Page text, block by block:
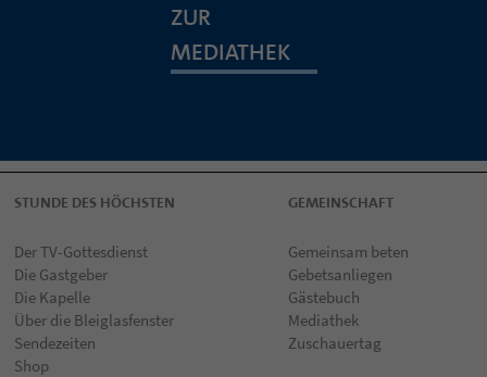
ZUR
MEDIATHEK
STUNDE DES HÖCHSTEN
Der TV-Gottesdienst
Die Gastgeber
Die Kapelle
Über die Bleiglasfenster
Sendezeiten
Shop
GEMEINSCHAFT
Gemeinsam beten
Gebetsanliegen
Gästebuch
Mediathek
Zuschauertag